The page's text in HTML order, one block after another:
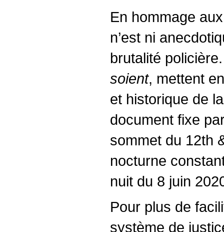
En hommage
n’est ni
brutalité
soient, mettent
et historique de
document fixe
sommet du 12th
nocturne
nuit du 8 juin
Pour plus de
système de